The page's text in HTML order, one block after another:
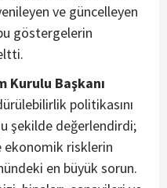
ve güncelleyen
göstergelerin
Kurulu Başkanı
politikasını
şekilde değerlendirdi;
ekonomik risklerin
en büyük sorun.